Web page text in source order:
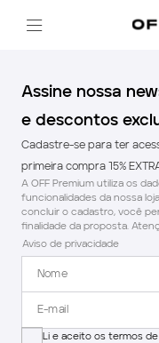
Assine nossa
e descontos
Cadastre-se para ter
primeira compra 15%
A OFF Premium utiliza os
funcionalidades da nossa
concluir o cadastro, você
finalidade da proposta.
Aviso de privacidade
Li e aceito os termos